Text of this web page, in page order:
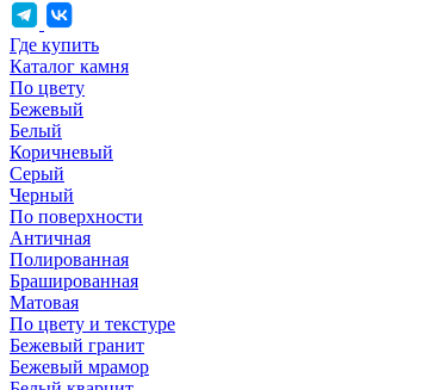
Где купить
Каталог камня
По цвету
Бежевый
Белый
Коричневый
Серый
Черный
По поверхности
Античная
Полированная
Брашированная
Матовая
По цвету и текстуре
Бежевый гранит
Бежевый мрамор